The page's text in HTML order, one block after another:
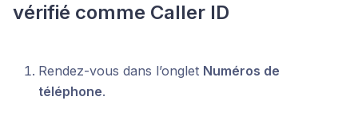
vérifié comme Caller ID
Rendez-vous dans l’onglet Numéros de
téléphone.